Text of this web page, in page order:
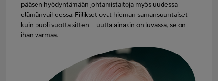
pääsen hyödyntämään johtamistaitoja myös uudessa
elämänvaiheessa. Fiilikset ovat hieman samansuuntaiset
kuin puoli vuotta sitten – uutta ainakin on luvassa, se on
ihan varmaa.